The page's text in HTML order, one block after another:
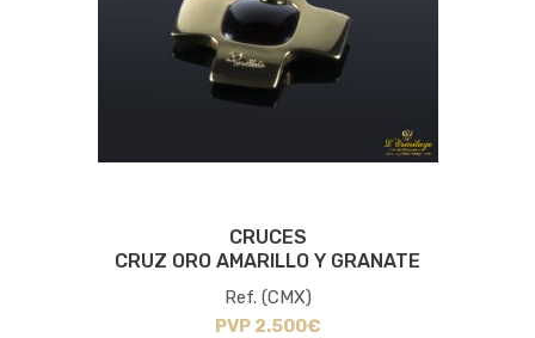
CRUCES
CRUZ ORO AMARILLO Y GRANATE
Ref. (CMX)
PVP 2.500€